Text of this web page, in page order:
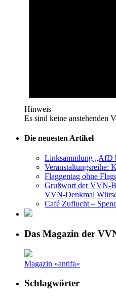
Hinweis
Es sind keine anstehenden
Die neuesten Artikel
Linksammlung „AfD
Veranstaltungsreihe:
Flaggentag ohne
Grußwort der VVN-
VVN-Denkmal
Café Zuflucht –
Das Magazin der
Magazin »antifa«
Schlagwörter